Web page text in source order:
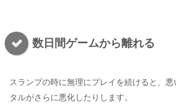
数日間ゲームから離れる
スランプの時に無理にプレイを続けると、
タルがさらに悪化したりします。